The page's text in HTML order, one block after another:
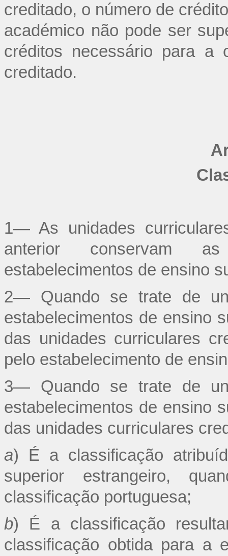
creditado, o número de
académico não pode ser
créditos necessário para
creditado.
1— As unidades
anterior conservam
estabelecimentos de ensino
2— Quando se trate de
estabelecimentos de ensino
das unidades curriculares
pelo estabelecimento de
3— Quando se trate de
estabelecimentos de ensino
das unidades curriculares
a) É a classificação
superior estrangeiro,
classificação portuguesa;
b) É a classificação
classificação obtida para a